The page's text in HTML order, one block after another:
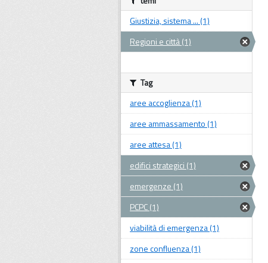
Giustizia, sistema ... (1)
Regioni e città (1)
Tag
aree accoglienza (1)
aree ammassamento (1)
aree attesa (1)
edifici strategici (1)
emergenze (1)
PCPC (1)
viabilità di emergenza (1)
zone confluenza (1)